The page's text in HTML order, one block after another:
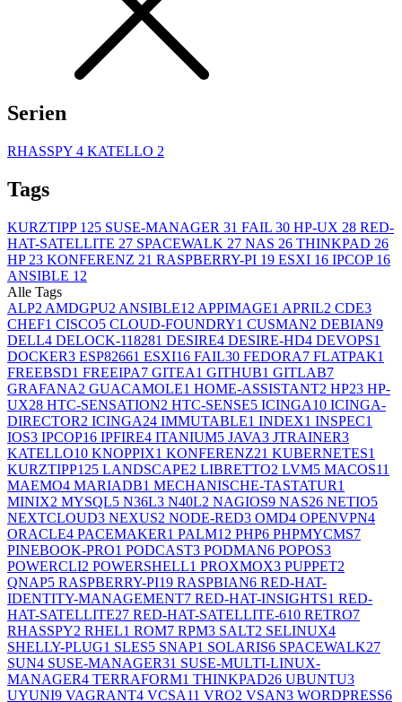
Serien
RHASSPY 4 KATELLO 2
Tags
KURZTIPP 125 SUSE-MANAGER 31 FAIL 30 HP-UX 28 RED-
HAT-SATELLITE 27 SPACEWALK 27 NAS 26 THINKPAD 26
HP 23 KONFERENZ 21 RASPBERRY-PI 19 ESXI 16 IPCOP 16
ANSIBLE 12
Alle Tags
ALP2 AMDGPU2 ANSIBLE12 APPIMAGE1 APRIL2 CDE3
CHEF1 CISCO5 CLOUD-FOUNDRY1 CUSMAN2 DEBIAN9
DELL4 DELOCK-118281 DESIRE4 DESIRE-HD4 DEVOPS1
DOCKER3 ESP82661 ESXI16 FAIL30 FEDORA7 FLATPAK1
FREEBSD1 FREEIPA7 GITEA1 GITHUB1 GITLAB7
GRAFANA2 GUACAMOLE1 HOME-ASSISTANT2 HP23 HP-
UX28 HTC-SENSATION2 HTC-SENSE5 ICINGA10 ICINGA-
DIRECTOR2 ICINGA24 IMMUTABLE1 INDEX1 INSPEC1
IOS3 IPCOP16 IPFIRE4 ITANIUM5 JAVA3 JTRAINER3
KATELLO10 KNOPPIX1 KONFERENZ21 KUBERNETES1
KURZTIPP125 LANDSCAPE2 LIBRETTO2 LVM5 MACOS11
MAEMO4 MARIADB1 MECHANISCHE-TASTATUR1
MINIX2 MYSQL5 N36L3 N40L2 NAGIOS9 NAS26 NETIO5
NEXTCLOUD3 NEXUS2 NODE-RED3 OMD4 OPENVPN4
ORACLE4 PACEMAKER1 PALM12 PHP6 PHPMYCMS7
PINEBOOK-PRO1 PODCAST3 PODMAN6 POPOS3
POWERCLI2 POWERSHELL1 PROXMOX3 PUPPET2
QNAP5 RASPBERRY-PI19 RASPBIAN6 RED-HAT-
IDENTITY-MANAGEMENT7 RED-HAT-INSIGHTS1 RED-
HAT-SATELLITE27 RED-HAT-SATELLITE-610 RETRO7
RHASSPY2 RHEL1 ROM7 RPM3 SALT2 SELINUX4
SHELLY-PLUG1 SLES5 SNAP1 SOLARIS6 SPACEWALK27
SUN4 SUSE-MANAGER31 SUSE-MULTI-LINUX-
MANAGER4 TERRAFORM1 THINKPAD26 UBUNTU3
UYUNI9 VAGRANT4 VCSA11 VRO2 VSAN3 WORDPRESS6